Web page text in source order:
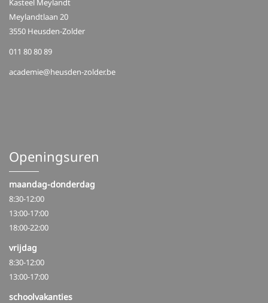
i
g
a
t
Kasteel Meylandt
Meylandtlaan 20
3550 Heusden-Zolder
011 80 80 89
academie@heusden-zolder.be
Openingsuren
maandag-donderdag
8:30-12:00
13:00-17:00
18:00-22:00
vrijdag
8:30-12:00
13:00-17:00
schoolvakanties